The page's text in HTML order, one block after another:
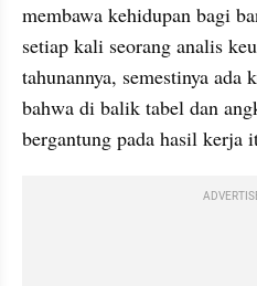
membawa kehidupan bagi
setiap kali seorang analis
tahunannya, semestinya ada
bahwa di balik tabel dan
bergantung pada hasil kerja